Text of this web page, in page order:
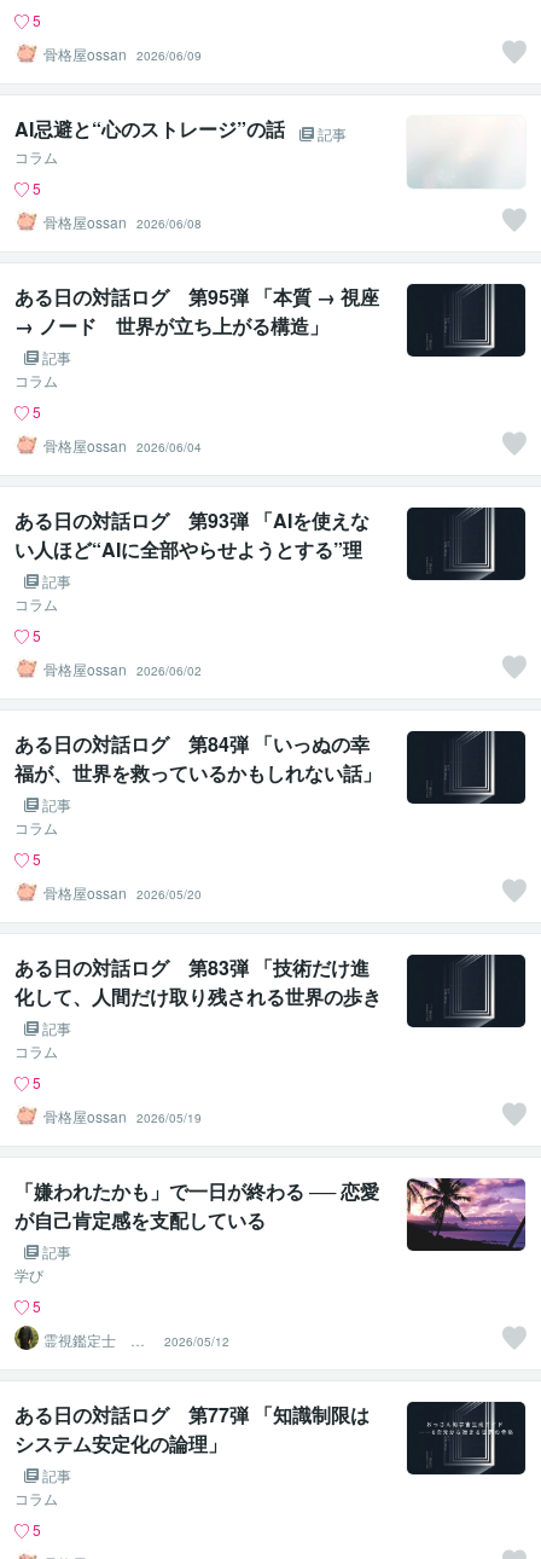
5
骨格屋ossan
2026/06/09
AI忌避と“心のストレージ”の話
記事
コラム
5
骨格屋ossan
2026/06/08
ある日の対話ログ 第95弾 「本質 → 視座
→ ノード 世界が立ち上がる構造」
記事
コラム
5
骨格屋ossan
2026/06/04
ある日の対話ログ 第93弾 「AIを使えな
い人ほど“AIに全部やらせようとする”理
由」記事
コラム
5
骨格屋ossan
2026/06/02
ある日の対話ログ 第84弾 「いっぬの幸
福が、世界を救っているかもしれない話」
記事
コラム
5
骨格屋ossan
2026/05/20
ある日の対話ログ 第83弾 「技術だけ進
化して、人間だけ取り残される世界の歩き
方」記事
コラム
5
骨格屋ossan
2026/05/19
「嫌われたかも」で一日が終わる ── 恋愛
が自己肯定感を支配している
記事
学び
5
霊視鑑定士 神
凪
2026/05/12
ある日の対話ログ 第77弾 「知識制限は
システム安定化の論理」
記事
コラム
5